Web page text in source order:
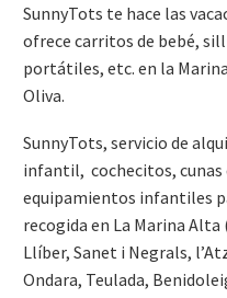
SunnyTots te hace las
ofrece carritos de bebé,
portátiles, etc. en la
Oliva.
SunnyTots, servicio de
infantil, cochecitos, cunas
equipamientos infantiles
recogida en La Marina
Llíber, Sanet i Negrals,
Ondara, Teulada,